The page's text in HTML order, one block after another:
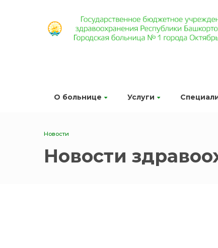
О больнице Услуги
Новости
Новости